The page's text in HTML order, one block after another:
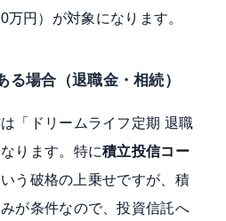
万円）が対象になります。
る場合（退職金・相続）
「ドリームライフ定期 退職
ります。特に積立投信コー
いう破格の上乗せですが、積
が条件なので、投資信託へ